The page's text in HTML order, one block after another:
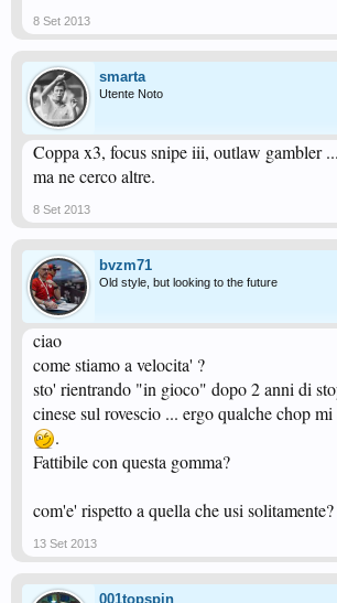
8 Set 2013
smarta
Utente Noto
Coppa x3, focus snipe iii, outlaw gambler
ma ne cerco altre.
8 Set 2013
bvzm71
Old style, but looking to the future
ciao
come stiamo a velocita' ?
sto' rientrando "in gioco" dopo 2 anni di
cinese sul rovescio ... ergo qualche chop mi
.
Fattibile con questa gomma?
com'e' rispetto a quella che usi solitamente?
13 Set 2013
001topspin